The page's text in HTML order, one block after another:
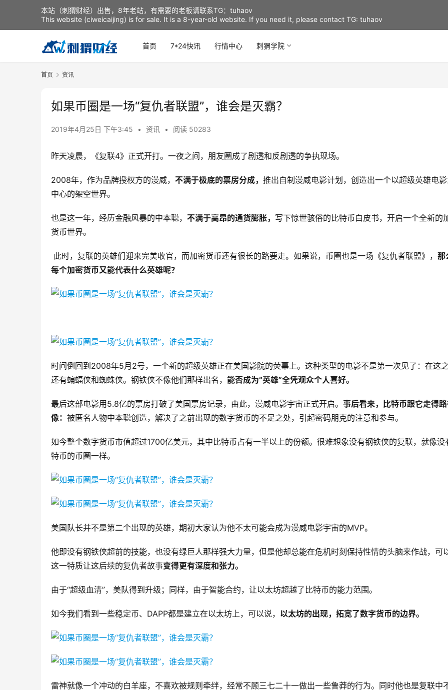
首页 7*24快讯 行情中心 刺猬学院
首页 资讯
如果币圈是一场“复仇者联盟”，谁会是灭霸？
2019年4月25日 下午3:45 • 资讯 • 阅读 50283
昨天凌晨，《复联4》正式开打。一夜之间，朋友圈成了剧透和反剧透的争执现场。
2008年，作为品牌授权方的漫威， 不满于极底的票房分成， 推出自制漫威电影计划，创造出一个以超级英雄电
中心的架空世界。
也是这一年，经历金融风暴的中本聪， 不满于高昂的通货膨胀， 写下惊世骇俗的比特币白皮书，开启一个全新的
货币世界。
此时，复联的英雄们迎来完美收官，而加密货币还有很长的路要走。如果说，币圈也是一场《复仇者联盟》， 那
每个加密货币又能代表什么英雄呢？
时间倒回到2008年5月2号，一个新的超级英雄正在美国影院的荧幕上。这种类型的电影不是第一次见了：在这
还有蝙蝠侠和蜘蛛侠。钢铁侠不像他们那样出名， 能否成为“英雄”全凭观众个人喜好。
最后这部电影用5.8亿的票房打破了美国票房记录，由此，漫威电影宇宙正式开启。 事后看来，比特币跟它走得
像： 被匿名人物中本聪创造，解决了之前出现的数字货币的不足之处，引起密码朋克的注意和参与。
如今整个数字货币市值超过1700亿美元，其中比特币占有一半以上的份额。很难想象没有钢铁侠的复联，就像没
特币的币圈一样。
美国队长并不是第二个出现的英雄，期初大家认为他不太可能会成为漫威电影宇宙的MVP。
他即没有钢铁侠超前的技能，也没有绿巨人那样强大力量，但是他却总能在危机时刻保持性情的头脑来作战，可
这一特质让这后续的复仇者故事变得更有深度和张力。
由于“超级血清”，美队得到升级；同样，由于智能合约，让以太坊超越了比特币的能力范围。
如今我们看到一些稳定币、DAPP都是建立在以太坊上，可以说， 以太坊的出现， 拓宽了数字货币的边界。
雷神就像一个冲动的白羊座，不喜欢被规则牵绊，经常不顾三七二十一做出一些鲁莽的行为。同时他也是复联中
本站（刺猬财经）出售，8年老站，有需要的老板请联系TG：tuhaov
This website (ciweicaijing) is for sale. It is a 8-year-old website. If you need it, please contact TG: tuhaov